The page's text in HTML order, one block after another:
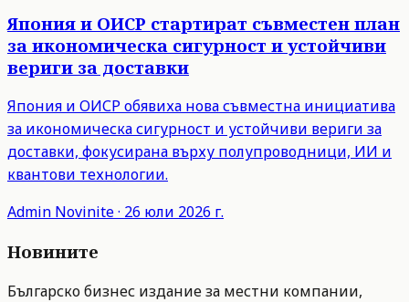
Япония и ОИСР стартират съвместен план
за икономическа сигурност и устойчиви
вериги за доставки
Япония и ОИСР обявиха нова съвместна инициатива
за икономическа сигурност и устойчиви вериги за
доставки, фокусирана върху полупроводници, ИИ и
квантови технологии.
Admin Novinite· 26 юли 2026 г.
Новините
Българско бизнес издание за местни компании,